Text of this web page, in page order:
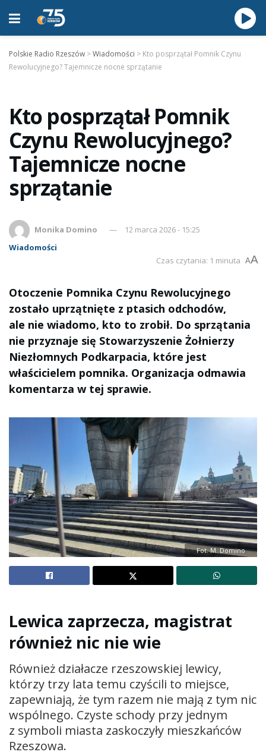
Polskie Radio Rzeszów >Wiadomości > Kto posprzątał Pomnik Czynu
Rewolucyjnego? Tajemnicze nocne sprzątanie
Kto posprzątał Pomnik
Czynu Rewolucyjnego?
Tajemnicze nocne
sprzątanie
Monika Domino
12 marca 2026 - 15:25
Wiadomości
Czas czytania: 1 minuta AA
Otoczenie Pomnika Czynu Rewolucyjnego
zostało uprzątnięte z ptasich odchodów,
ale nie wiadomo, kto to zrobił. Do sprzątania
nie przyznaje się Stowarzyszenie Żołnierzy
Niezłomnych Podkarpacia, które jest
właścicielem pomnika. Organizacja odmawia
komentarza w tej sprawie.
Fot. M. Domino
Lewica zaprzecza, magistrat
również nic nie wie
Również działacze rzeszowskiej lewicy,
którzy trzy lata temu czyścili to miejsce,
zapewniają, że tym razem nie mają z tym nic
wspólnego. Czyste schody przy jednym
z symboli miasta zaskoczyły mieszkańców
Rzeszowa.